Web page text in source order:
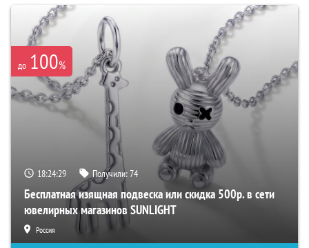
до 100%
18:24:28 Получили:74
Бесплатная изящная подвеска или скидка 500р. в сети
ювелирных магазинов SUNLIGHT
Россия